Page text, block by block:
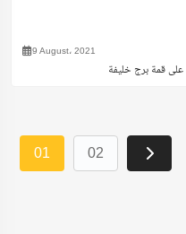
9 August، 2021
قمة برج خليفة
01 02